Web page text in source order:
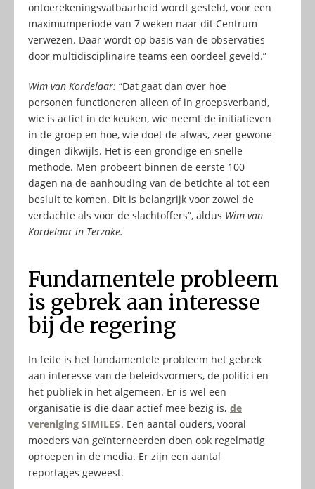
ontoerekeningsvatbaarheid wordt gesteld, voor een
maximumperiode van 7 weken naar dit Centrum
verwezen. Daar wordt op basis van de observaties
door multidisciplinaire teams een oordeel geveld.”
Wim van Kordelaar: “Dat gaat dan over hoe
personen functioneren alleen of in groepsverband,
wie is actief in de keuken, wie neemt de initiatieven
in de groep en hoe, wie doet de afwas, zeer gewone
dingen dikwijls. Het is een grondige en snelle
methode. Men probeert binnen de eerste 100
dagen na de aanhouding van de betichte al tot een
besluit te komen. Dit is belangrijk voor zowel de
verdachte als voor de slachtoffers”, aldus Wim van
Kordelaar in Terzake.
Fundamentele probleem
is gebrek aan interesse
bij de regering
In feite is het fundamentele probleem het gebrek
aan interesse van de beleidsvormers, de politici en
het publiek in het algemeen. Er is wel een
organisatie is die daar actief mee bezig is, de
vereniging SIMILES. Een aantal ouders, vooral
moeders van geïnterneerden doen ook regelmatig
oproepen in de media. Er zijn een aantal
reportages geweest.